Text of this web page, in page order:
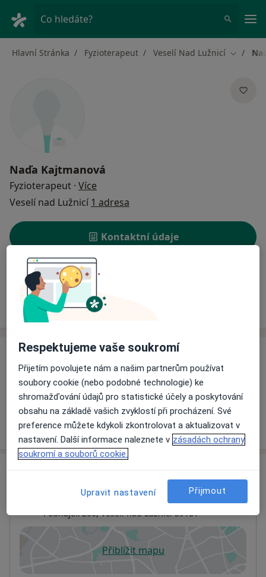
Co hledáte?
Hlavní Stránka Fyzioterapeut Veselí Nad Lužnicí Změna
Naďa Kajtmanová
Fyzioterapeut · Více
Veselí nad Lužnicí 1 adresa
Kontaktní údaje
Rezervovat termín
Ceník Adresy
Ceník
Informace o službách a cenách nejsou k dispozici
Tento specialista ještě nepřidával žádné informace o
svých službách.
Rehabilitace
Podhájek 260, Veselí nad Lužnicí39181
Přiblížit mapuse otevře v nové záložce
Respektujeme vaše soukromí
Přijetím povolujete nám a našim partnerům používat
soubory cookie (nebo podobné technologie) ke
shromažďování údajů pro statistické účely a poskytování
obsahu na základě vašich zvyklostí při procházení. Své
preference můžete kdykoli zkontrolovat a aktualizovat v
nastavení. Další informace naleznete v zásadách ochrany
soukromí a souborů cookie.
Upravit nastavení Přijmout